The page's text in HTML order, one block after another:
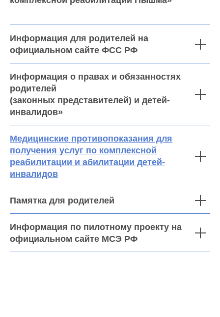
Информация для родителей на
официальном сайте ФСС РФ
Информация о правах и обязанностях
родителей
(законных представителей) и детей-
инвалидов»
Медицинские противопоказания для
получения услуг по комплексной
реабилитации и абилитации детей-
инвалидов
Памятка для родителей
Информация по пилотному проекту на
официальном сайте МСЭ РФ
патологией
Реабилитация детей-инвалидов после кохлеарной
имплантации и детей-инвалидов после
Реабилитация онлайн
Услуги на платной основе
2026 © Центр комплексной реабилитации